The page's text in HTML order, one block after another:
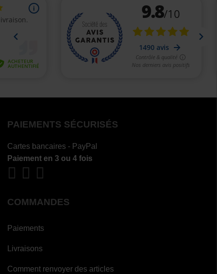
PAIEMENTS SÉCURISÉS
Cartes bancaires - PayPal
Paiement en 3 ou 4 fois
COMMANDES
Paiements
Livraisons
Comment renvoyer des articles